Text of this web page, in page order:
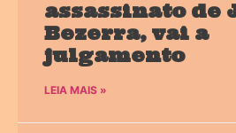
assassinato de
Bezerra, vai a
julgamento
LEIA MAIS »